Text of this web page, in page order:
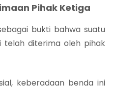
Pihak Ketiga
bukti bahwa suatu
telah diterima oleh pihak
keberadaan benda ini